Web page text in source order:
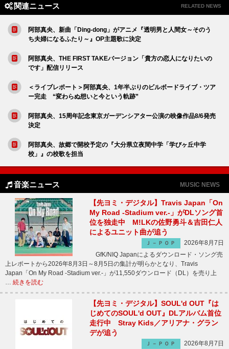
関連ニュース RELATED NEWS
阿部真央、新曲「Ding-dong」がアニメ『透明男と人間女～そのう
ち夫婦になるふたり～』OP主題歌に決定
阿部真央、THE FIRST TAKEバージョン「貴方の恋人になりたいの
です」配信リリース
＜ライブレポート＞阿部真央、1年半ぶりのビルボードライブ・ツア
ー完走 “変わらぬ想いと今という軌跡”
阿部真央、15周年記念東京ガーデンシアター公演の映像作品8/6発売
決定
阿部真央、故郷で開校予定の『大分県立夜間中学「学びヶ丘中学
校」』の校歌を担当
音楽ニュース MUSIC NEWS
【先ヨミ・デジタル】Travis Japan「On
My Road -Stadium ver.-」がDLソング首
位を独走中 M!LKの佐野勇斗＆吉田仁人
によるユニット曲が追う
Ｊ－ＰＯＰ
2026年8月7日
GfK/NIQ Japanによるダウンロード・ソング売
上レポートから2026年8月3日～8月5日の集計が明らかとなり、Travis
Japan「On My Road -Stadium ver.-」が11,550ダウンロード（DL）を売り上
… 続きを読む
【先ヨミ・デジタル】SOUL'd OUT『は
じめてのSOUL'd OUT』DLアルバム首位
走行中 Stray Kids／アリアナ・グラン
デが追う
Ｊ－ＰＯＰ
2026年8月7日